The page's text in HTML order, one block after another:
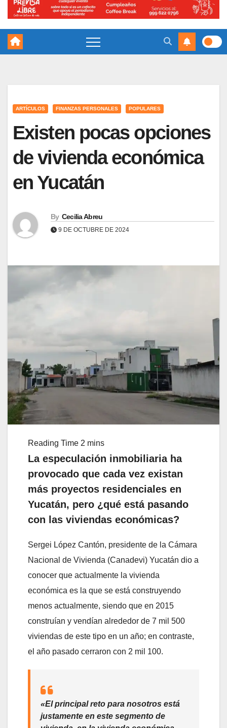
ARTÍCULOS FINANZAS PERSONALES POPULARES
Existen pocas opciones
de vivienda económica
en Yucatán
By Cecilia Abreu
9 DE OCTUBRE DE 2024
La especulación inmobiliaria ha
provocado que cada vez existan
más proyectos residenciales en
Yucatán, pero ¿qué está pasando
con las viviendas económicas?
Sergei López Cantón, presidente de la Cámara
Nacional de Vivienda (Canadevi) Yucatán dio a
conocer que actualmente la vivienda
económica es la que se está construyendo
menos actualmente, siendo que en 2015
construían y vendían alrededor de 7 mil 500
viviendas de este tipo en un año; en contraste,
el año pasado cerraron con 2 mil 100.
«El principal reto para nosotros está
justamente en este segmento de